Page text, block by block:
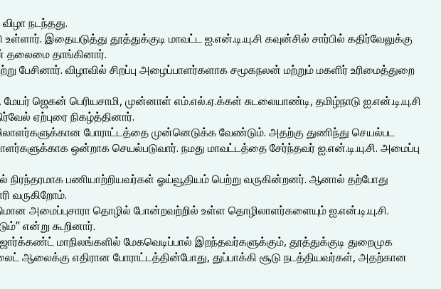
நடந்தது.
இதையடுத்து தூத்துக்குடி மாவட்ட ஐ.என்.டி.யு.சி கவுன்சில் சார்பில் கதிர்வேலுக்கு
தலைமை தாங்கினார்.
பேசினார். விழாவில் சிறப்பு அழைப்பாளர்களாக சமூகநலன் மற்றும் மகளிர் உரிமைத்துறை
ஜெகன் பெரியசாமி, முன்னாள் எம்.எல்.ஏ.க்கள் சுடலையாண்டி, தமிழ்நாடு ஐ.என்.டி.யு.சி
ஏற்புரை நிகழ்த்தினார்.
போராட்டத்தை முன்னெடுக்க வேண்டும். அதற்கு துணிந்து செயல்பட
ஒன்றாக செயல்படுவார். நமது மாவட்டத்தை சேர்ந்தவர் ஐ.என்.டி.யு.சி. அமைப்பு
நிரந்தரமாக பணியாற்றியவர்கள் ஓய்வூதியம் பெற்று வருகின்றனர். ஆனால் தற்போது
வருகிறோம்.
அமைப்புசாரா தொழில் போன்றவற்றில் உள்ள தொழிலாளர்களையும் ஐ.என்.டி.யு.சி.
என்று கூறினார்.
மாநிலங்களில் மேகவெடிப்பால் இறந்தவர்களுக்கும், தூத்துக்குடி துறைமுக
ஆலைக்கு எதிரான போராட்டத்தின்போது, துப்பாக்கி சூடு நடத்தியவர்கள், அதற்கான